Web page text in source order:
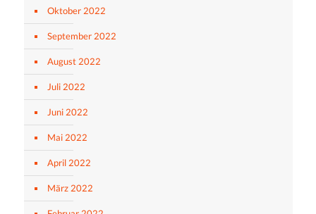
Oktober 2022
September 2022
August 2022
Juli 2022
Juni 2022
Mai 2022
April 2022
März 2022